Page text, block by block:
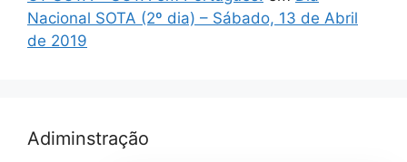
Nacional SOTA (2º dia) – Sábado, 13 de Abril
de 2019
Adiminstração